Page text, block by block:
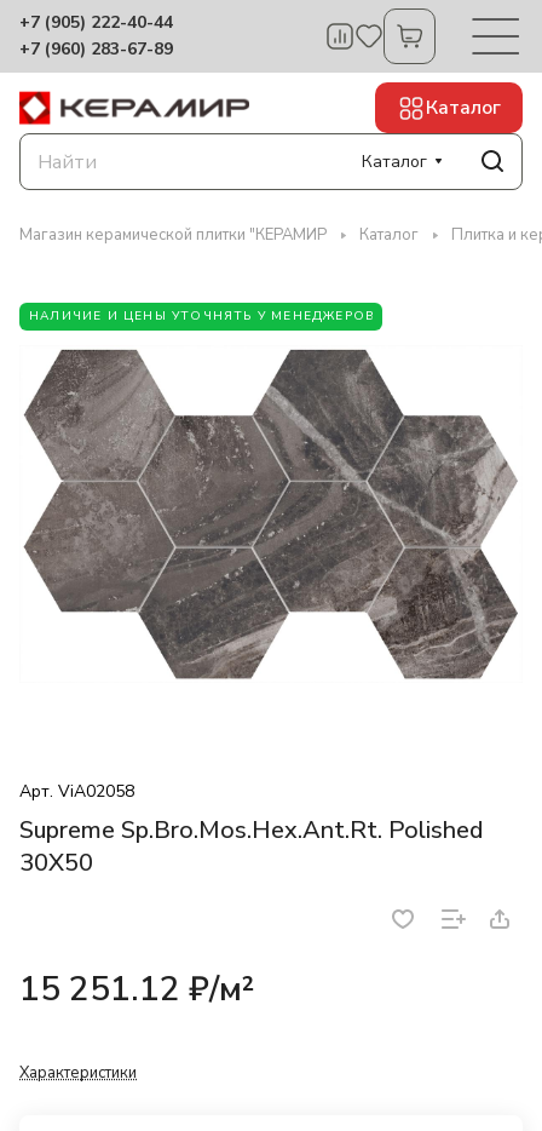
+7 (905) 222-40-44
+7 (960) 283-67-89
Каталог
Каталог
Магазин керамической плитки "КЕРАМИР Каталог Плитка и
НАЛИЧИЕ И ЦЕНЫ УТОЧНЯТЬ У МЕНЕДЖЕРОВ
Арт. ViA02058
Supreme Sp.Bro.Mos.Hex.Ant.Rt. Polished
30X50
15 251.12 ₽/м²
Характеристики